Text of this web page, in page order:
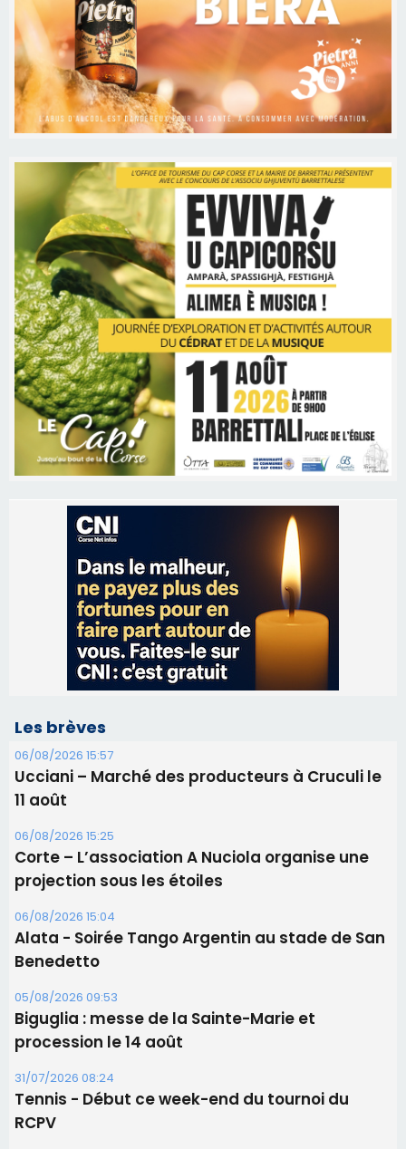
Les brèves
06/08/2026 15:57
Ucciani – Marché des producteurs à Cruculi le
11 août
06/08/2026 15:25
Corte – L’association A Nuciola organise une
projection sous les étoiles
06/08/2026 15:04
Alata - Soirée Tango Argentin au stade de San
Benedetto
05/08/2026 09:53
Biguglia : messe de la Sainte-Marie et
procession le 14 août
31/07/2026 08:24
Tennis - Début ce week-end du tournoi du
RCPV